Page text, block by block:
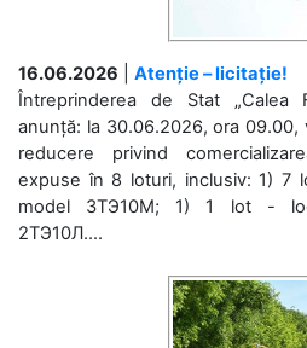
16.06.2026
Atenție – licitație!
Întreprinderea de Stat „Calea
anunță: la 30.06.2026, ora 09.00,
reducere privind
expuse în 8 loturi, inclusiv: 1) 7
model 3ТЭ10М; 1) 1 lot -
2ТЭ10Л....